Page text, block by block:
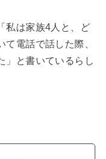
私は家族4人と、ど
電話で話した際、
」と書いているらし